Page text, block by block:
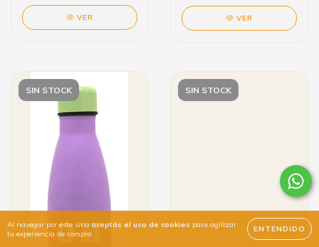
Al navegar por este sitio aceptás el uso de cookies para agilizar
tu experiencia de compra.
ENTENDIDO
VER VER
SIN STOCK SIN STOCK